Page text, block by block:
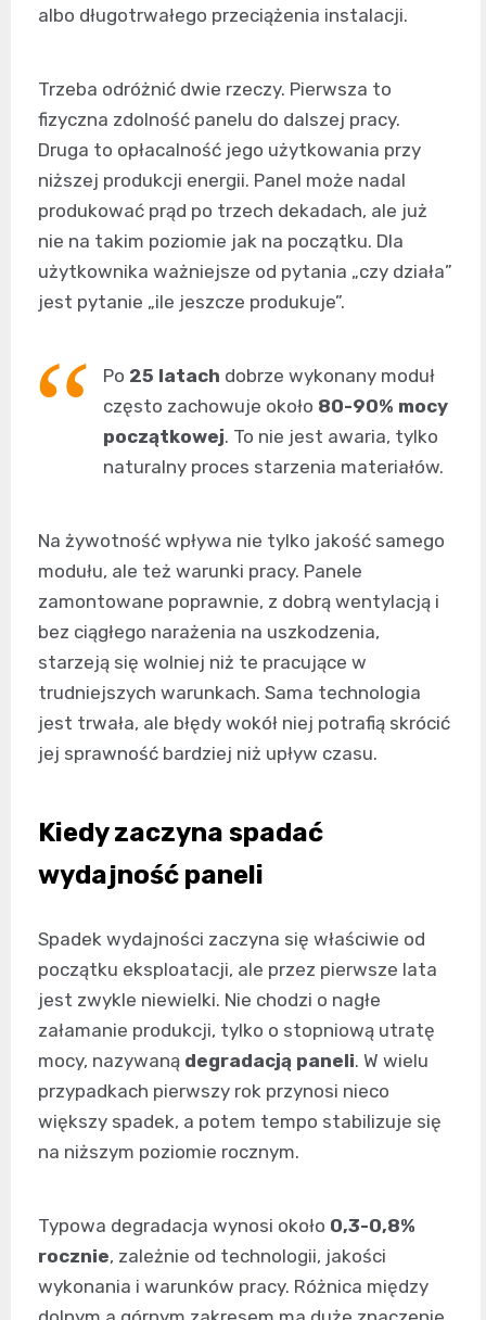
albo długotrwałego przeciążenia instalacji.
Trzeba odróżnić dwie rzeczy. Pierwsza to
fizyczna zdolność panelu do dalszej pracy.
Druga to opłacalność jego użytkowania przy
niższej produkcji energii. Panel może nadal
produkować prąd po trzech dekadach, ale już
nie na takim poziomie jak na początku. Dla
użytkownika ważniejsze od pytania „czy działa”
jest pytanie „ile jeszcze produkuje”.
Po 25 latach dobrze wykonany moduł
często zachowuje około 80-90% mocy
początkowej. To nie jest awaria, tylko
naturalny proces starzenia materiałów.
Na żywotność wpływa nie tylko jakość samego
modułu, ale też warunki pracy. Panele
zamontowane poprawnie, z dobrą wentylacją i
bez ciągłego narażenia na uszkodzenia,
starzeją się wolniej niż te pracujące w
trudniejszych warunkach. Sama technologia
jest trwała, ale błędy wokół niej potrafią skrócić
jej sprawność bardziej niż upływ czasu.
Kiedy zaczyna spadać
wydajność paneli
Spadek wydajności zaczyna się właściwie od
początku eksploatacji, ale przez pierwsze lata
jest zwykle niewielki. Nie chodzi o nagłe
załamanie produkcji, tylko o stopniową utratę
mocy, nazywaną degradacją paneli. W wielu
przypadkach pierwszy rok przynosi nieco
większy spadek, a potem tempo stabilizuje się
na niższym poziomie rocznym.
Typowa degradacja wynosi około 0,3-0,8%
rocznie, zależnie od technologii, jakości
wykonania i warunków pracy. Różnica między